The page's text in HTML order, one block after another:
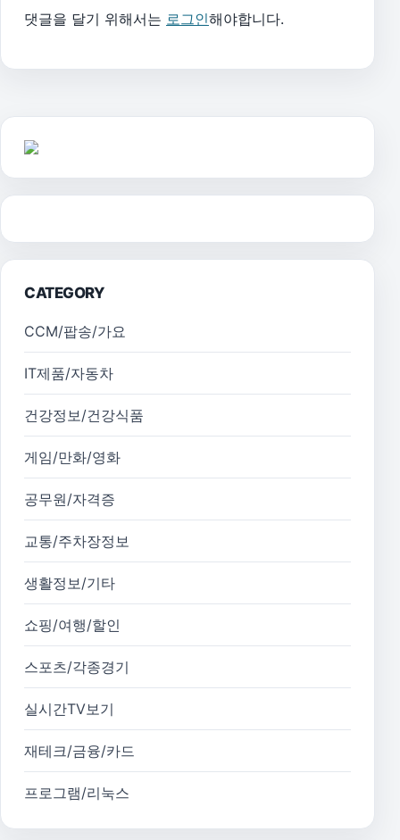
댓글을 달기 위해서는 로그인해야합니다.
CATEGORY
CCM/팝송/가요
IT제품/자동차
건강정보/건강식품
게임/만화/영화
공무원/자격증
교통/주차장정보
생활정보/기타
쇼핑/여행/할인
스포츠/각종경기
실시간TV보기
재테크/금융/카드
프로그램/리눅스